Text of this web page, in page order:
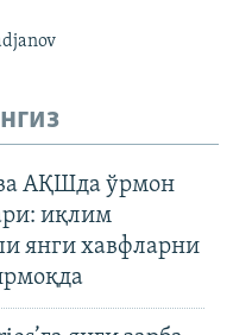
АҚШда ўрмон
иқлим
янги хавфларни